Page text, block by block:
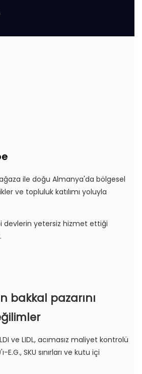
ile doğu Almanya'da bölgesel
ve topluluk katılımı yoluyla
devlerin yetersiz hizmet ettiği
bakkal pazarını
ve LIDL, acımasız maliyet kontrolü
SKU sınırları ve kutu içi